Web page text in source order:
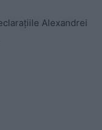
Alexandrei